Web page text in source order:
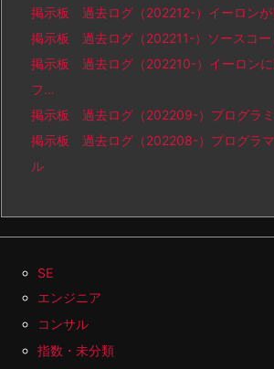
掲示板 過去ログ（202212-）イーロンが
掲示板 過去ログ（202211-）ソースコー
掲示板 過去ログ（202210-）イーロンに
フ…
掲示板 過去ログ（202209-）プログラミ
掲示板 過去ログ（202208-）プログラ
ル
SE
エンジニア
コンサル
指数・未分類